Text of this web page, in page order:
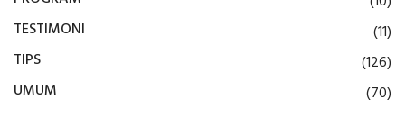
TESTIMONI
(11)
TIPS
(126)
UMUM
(70)